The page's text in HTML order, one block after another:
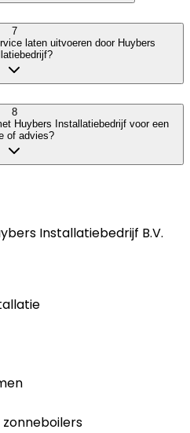
7
laten uitvoeren door Huybers
8
Huybers Installatiebedrijf voor een
of advies?
Installatiebedrijf B.V.